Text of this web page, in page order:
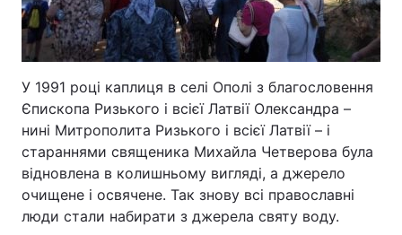
У 1991 році каплиця в селі Ополі з благословення
Єпископа Ризького і всієї Латвії Олександра –
нині Митрополита Ризького і всієї Латвії – і
стараннями священика Михайла Четверова була
відновлена в колишньому вигляді, а джерело
очищене і освячене. Так знову всі православні
люди стали набирати з джерела святу воду.